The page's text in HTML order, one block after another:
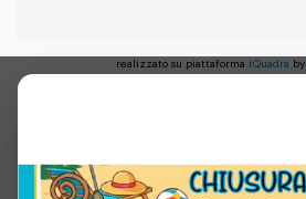
realizzato su piattaforma tQuadra by